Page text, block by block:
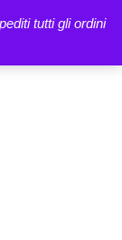
tutti gli ordini